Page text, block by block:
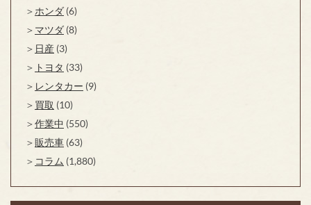
ホンダ (6)
マツダ (8)
日産 (3)
トヨタ (33)
レンタカー (9)
買取 (10)
作業中 (550)
販売車 (63)
コラム (1,880)